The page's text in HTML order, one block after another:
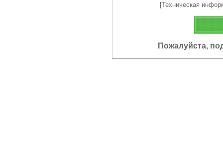
[Техническая
Пожалуйста,